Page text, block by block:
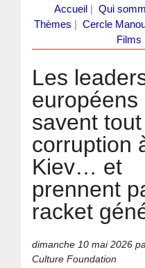
Accueil Qui
Thèmes
Cercle
Films
Les
européens
savent
corruption
Kiev… et
prennent
racket
dimanche 10 mai 2026
Culture Foundation